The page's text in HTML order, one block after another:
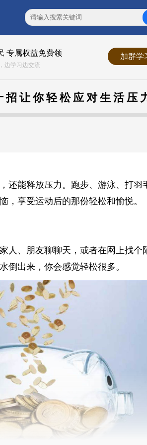
专属权益免费领
边学习边交流
加群学
招让你轻松应对生活压
还能释放压力。跑步、游泳、打羽
，享受运动后的那份轻松和愉悦。
人、朋友聊聊天，或者在网上找个
倒出来，你会感觉轻松很多。